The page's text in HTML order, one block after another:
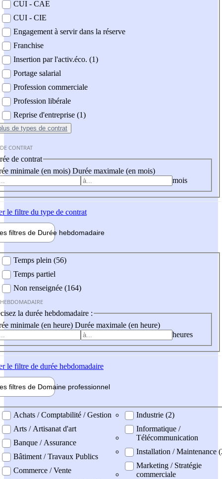
CUI - CAE
CUI - CIE
Engagement à servir dans la réserve
Franchise
Insertion par l'activ.éco. (1)
Portage salarial
Profession commerciale
Profession libérale
Reprise d'entreprise (1)
de types de contrat
CONTRAT
de contrat
minimale (en mois) Durée maximale (en mois)
mois
le filtre du type de contrat
filtres de Durée hebdomadaire
Temps plein (56)
Temps partiel
Non renseignée (164)
la durée hebdomadaire :
minimale (en heure) Durée maximale (en heure)
heures
le filtre de durée hebdomadaire
filtres de Domaine professionnel
professionel
Achats / Comptabilité / Gestion
Arts / Artisanat d'art
Banque / Assurance
Bâtiment / Travaux Publics
Commerce / Vente
Industrie (2)
Informatique /
Télécommunication
Installation / Maintenance
Marketing / Stratégie
commerciale